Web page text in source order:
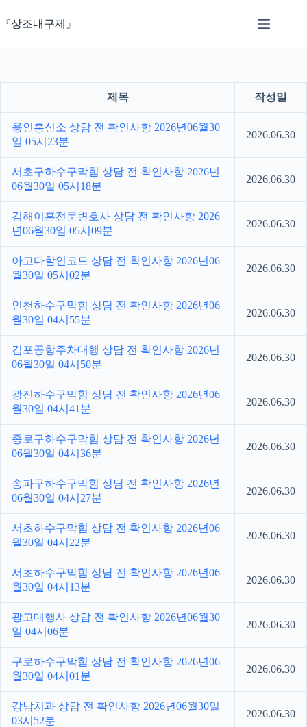
문『상조내구제』
제목 작성일
용인흥신소 상담 전 확인사항 2026년06월30
일 05시23분
2026.06.30
서초구하수구막힘 상담 전 확인사항 2026년
06월30일 05시18분
2026.06.30
김해이혼전문변호사 상담 전 확인사항 2026
년06월30일 05시09분
2026.06.30
아고다할인코드 상담 전 확인사항 2026년06
월30일 05시02분
2026.06.30
인천하수구막힘 상담 전 확인사항 2026년06
월30일 04시55분
2026.06.30
김포공항주차대행 상담 전 확인사항 2026년
06월30일 04시50분
2026.06.30
광진하수구막힘 상담 전 확인사항 2026년06
월30일 04시41분
2026.06.30
종로구하수구막힘 상담 전 확인사항 2026년
06월30일 04시36분
2026.06.30
송파구하수구막힘 상담 전 확인사항 2026년
06월30일 04시27분
2026.06.30
서초하수구막힘 상담 전 확인사항 2026년06
월30일 04시22분
2026.06.30
서초하수구막힘 상담 전 확인사항 2026년06
월30일 04시13분
2026.06.30
광고대행사 상담 전 확인사항 2026년06월30
일 04시06분
2026.06.30
구로하수구막힘 상담 전 확인사항 2026년06
월30일 04시01분
2026.06.30
강남치과 상담 전 확인사항 2026년06월30일
03시52분
2026.06.30